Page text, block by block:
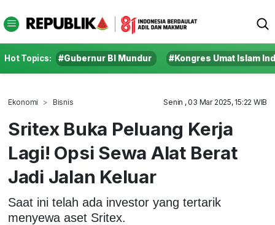
Hot Topics: #Gubernur BI Mundur #Kongres Umat Islam
Ekonomi Bisnis Senin , 03 Mar 2025, 15:22 WIB
Sritex Buka Peluang Kerja
Lagi! Opsi Sewa Alat Berat
Jadi Jalan Keluar
Saat ini telah ada investor yang tertarik
menyewa aset Sritex.